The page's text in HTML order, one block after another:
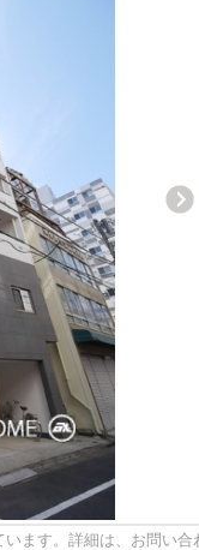
ます。詳細は、お問い合